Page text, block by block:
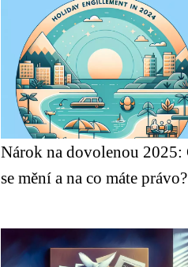
Nárok na dovolenou 2025:
se mění a na co máte právo?